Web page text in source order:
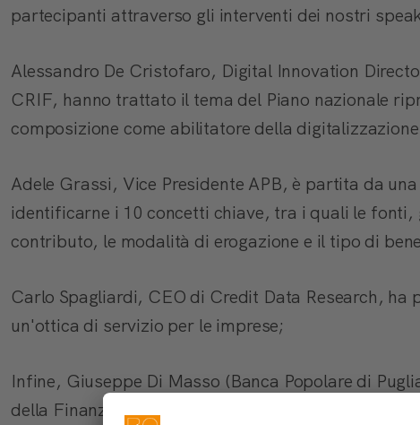
partecipanti attraverso gli interventi dei nostri
Alessandro De Cristofaro, Digital Innovation
CRIF, hanno trattato il tema del Piano nazionale
composizione come abilitatore della
Adele Grassi, Vice Presidente APB, è partita da
identificarne i 10 concetti chiave, tra i quali le
contributo, le modalità di erogazione e il tipo di
Carlo Spagliardi, CEO di Credit Data Research, ha
un'ottica di servizio per le imprese;
Infine, Giuseppe Di Masso (Banca Popolare di
della Finanza d'Impresa e le sfide che il PNRR